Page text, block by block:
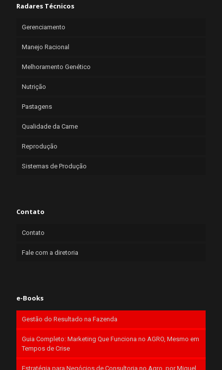
Radares Técnicos
Gerenciamento
Manejo Racional
Melhoramento Genético
Nutrição
Pastagens
Qualidade da Carne
Reprodução
Sistemas de Produção
Contato
Contato
Fale com a diretoria
e-Books
Gestão do Resultado na Fazenda
Guia Completo: Marketing Que Funciona no AGRO, Mesmo em
Tempos de Crise
Estratégia para Negócios de Consultoria no Agro, por Miguel